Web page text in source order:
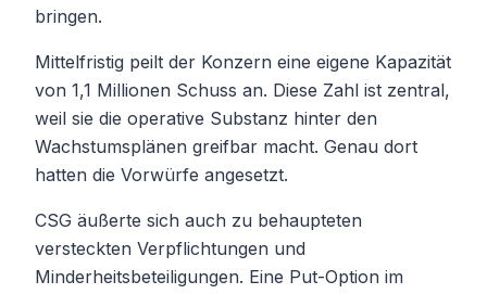
bringen.
Mittelfristig peilt der Konzern eine eigene Kapazität
von 1,1 Millionen Schuss an. Diese Zahl ist zentral,
weil sie die operative Substanz hinter den
Wachstumsplänen greifbar macht. Genau dort
hatten die Vorwürfe angesetzt.
CSG äußerte sich auch zu behaupteten
versteckten Verpflichtungen und
Minderheitsbeteiligungen. Eine Put-Option im